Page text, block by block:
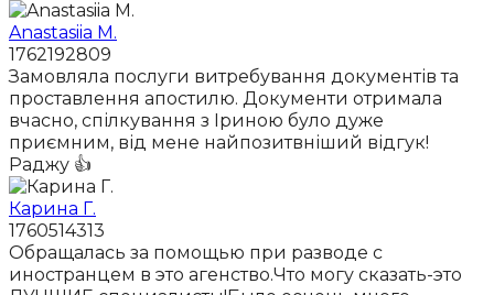
Anastasiia M.
1762192809
Замовляла послуги витребування документів та
проставлення апостилю. Документи отримала
вчасно, спілкування з Іриною було дуже
приємним, від мене найпозитвніший відгук!
Раджу 👍
Карина Г.
1760514313
Обращалась за помощью при разводе с
иностранцем в это агенство.Что могу сказать-это